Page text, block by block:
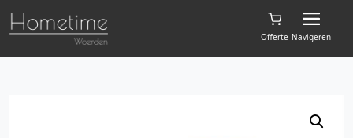
Offerte Navigeren